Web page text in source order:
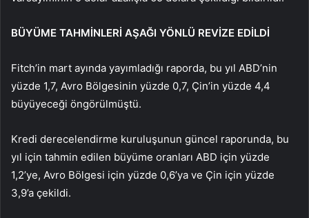
BÜYÜME TAHMİNLERİ AŞAĞI YÖNLÜ REVİZE EDİLDİ
Fitch’in mart ayında yayımladığı raporda, bu yıl ABD’nin
yüzde 1,7, Avro Bölgesinin yüzde 0,7, Çin’in yüzde 4,4
büyüyeceği öngörülmüştü.
Kredi derecelendirme kuruluşunun güncel raporunda, bu
yıl için tahmin edilen büyüme oranları ABD için yüzde
1,2’ye, Avro Bölgesi için yüzde 0,6’ya ve Çin için yüzde
3,9’a çekildi.